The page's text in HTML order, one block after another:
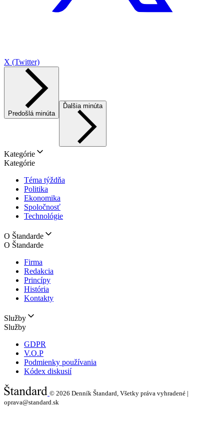
X (Twitter)
Predošlá minúta
Ďalšia minúta
Kategórie
Kategórie
Téma týždňa
Politika
Ekonomika
Spoločnosť
Technológie
O Štandarde
O Štandarde
Firma
Redakcia
Princípy
História
Kontakty
Služby
Služby
GDPR
V.O.P
Podmienky používania
Kódex diskusií
© 2026 Denník Štandard, Všetky práva vyhradené |
oprava@standard.sk